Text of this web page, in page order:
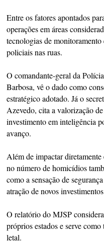
Entre os fatores apontados
operações em áreas
tecnologias de monitoramento
policiais nas ruas.
O comandante-geral da
Barbosa, vê o dado como
estratégico adotado. Já o
Azevedo, cita a valorização
investimento em inteligência
avanço.
Além de impactar
no número de homicídios
como a sensação de
atração de novos
O relatório do MJSP
próprios estados e serve
letal.